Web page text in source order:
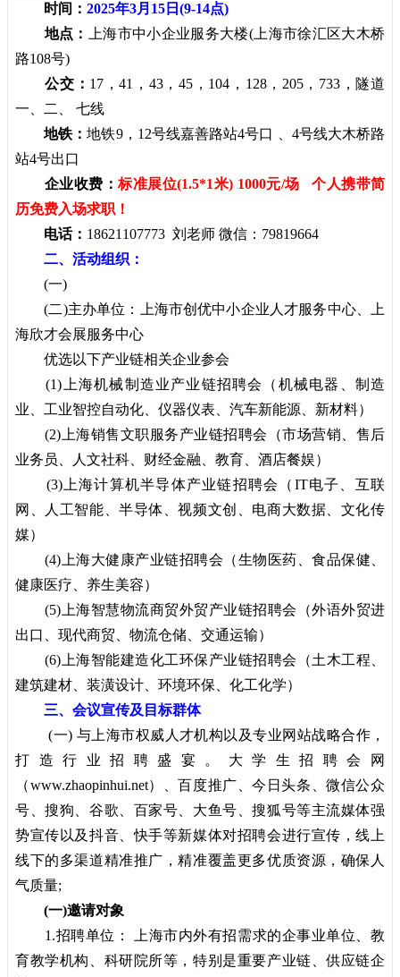
时间： 2025年3月15日(9-14点)
地点：
上海市中小企业服务大楼(上海市徐汇区大木桥
路108号)
公交： 17，41，43，45，104，128，205，733，隧道
一、二、 七线
地铁：地铁9，12号线嘉善路站4号口 、4号线大木桥路
站4号出口
企业收费：标准展位(1.5*1米) 1000元/场 个人携带简
历免费入场求职！
电话： 18621107773 刘老师 微信：79819664
二、活动组织：
(一)
(二)主办单位：上海市创优中小企业人才服务中心、上
海欣才会展服务中心
优选以下产业链相关企业参会
(1)上海机械制造业产业链招聘会（机械电器、制造
业、工业智控自动化、仪器仪表、汽车新能源、新材料）
(2)上海销售文职服务产业链招聘会（市场营销、售后
业务员、人文社科、财经金融、教育、酒店餐娱）
(3)上海计算机半导体产业链招聘会（IT电子、互联
网、人工智能、半导体、视频文创、电商大数据、文化传
媒）
(4)上海大健康产业链招聘会（生物医药、食品保健、
健康医疗、养生美容）
(5)上海智慧物流商贸外贸产业链招聘会（外语外贸进
出口、现代商贸、物流仓储、交通运输）
(6)上海智能建造化工环保产业链招聘会（土木工程、
建筑建材、装潢设计、环境环保、化工化学）
三、会议宣传及目标群体
(一) 与上海市权威人才机构以及专业网站战略合作，
打造行业招聘盛宴。大学生招聘会网
（www.zhaopinhui.net）、百度推广、今日头条、微信公众
号、搜狗、谷歌、百家号、大鱼号、搜狐号等主流媒体强
势宣传以及抖音、快手等新媒体对招聘会进行宣传，线上
线下的多渠道精准推广，精准覆盖更多优质资源，确保人
气质量;
(一)邀请对象
1.招聘单位： 上海市内外有招需求的企事业单位、教
育教学机构、科研院所等，特别是重要产业链、供应链企